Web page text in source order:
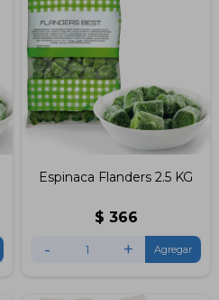
Espinaca Flanders 2.5 KG
$ 366
- +